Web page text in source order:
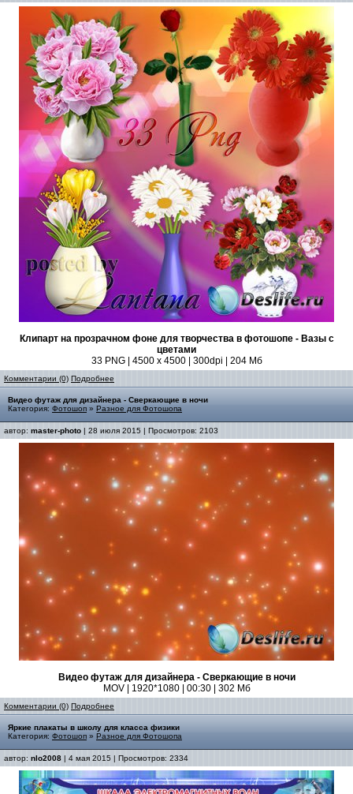
Клипарт на прозрачном фоне для творчества в фотошопе - Вазы с
цветами
33 PNG | 4500 x 4500 | 300dpi | 204 Мб
Комментарии (0) Подробнее
Видео футаж для дизайнера - Сверкающие в ночи
Категория: Фотошоп » Разное для Фотошопа
автор: master-photo | 28 июля 2015 | Просмотров: 2103
Видео футаж для дизайнера - Сверкающие в ночи
MOV | 1920*1080 | 00:30 | 302 Мб
Комментарии (0) Подробнее
Яркие плакаты в школу для класса физики
Категория: Фотошоп » Разное для Фотошопа
автор: nlo2008 | 4 мая 2015 | Просмотров: 2334